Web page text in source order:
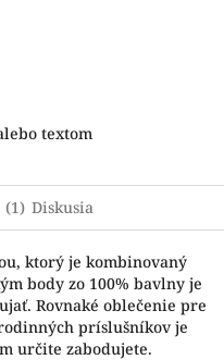
textom
(1) Diskusia
ktorý je kombinovaný
body zo 100% bavlny je
Rovnaké oblečenie pre
príslušníkov je
určite zabodujete.